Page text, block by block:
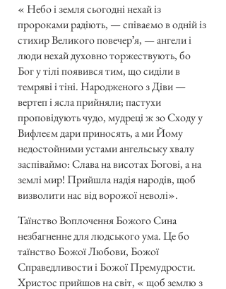
« Небо і земля сьогодні нехай із
пророками радіють, — співаємо в одній із
стихир Великого повечерʼя, — ангели і
люди нехай духовно торжествують, бо
Бог у тілі появився тим, що сиділи в
темряві і тіні. Народженого з Діви —
вертеп і ясла прийняли; пастухи
проповідують чудо, мудреці ж зо Сходу у
Вифлеєм дари приносять, а ми Йому
недостойними устами ангельську хвалу
заспіваймо: Слава на висотах Богові, а на
землі мир! Прийшла надія народів, щоб
визволити нас від ворожої неволі».
Таїнство Воплочення Божого Сина
незбагненне для людського ума. Це бо
таїнство Божої Любови, Божої
Справедливости і Божої Премудрости.
Христос прийшов на світ, « щоб землю з